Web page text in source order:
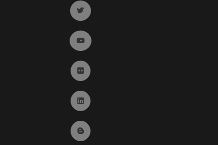
Ir a twitter (abre en ventana nueva)
Ir a YouTube (abre en ventana nueva)
Ir a Flickr (abre en ventana nueva)
Ir a Linkedin (abre en ventana nueva)
Ir al Blog (abre en ventana nueva)